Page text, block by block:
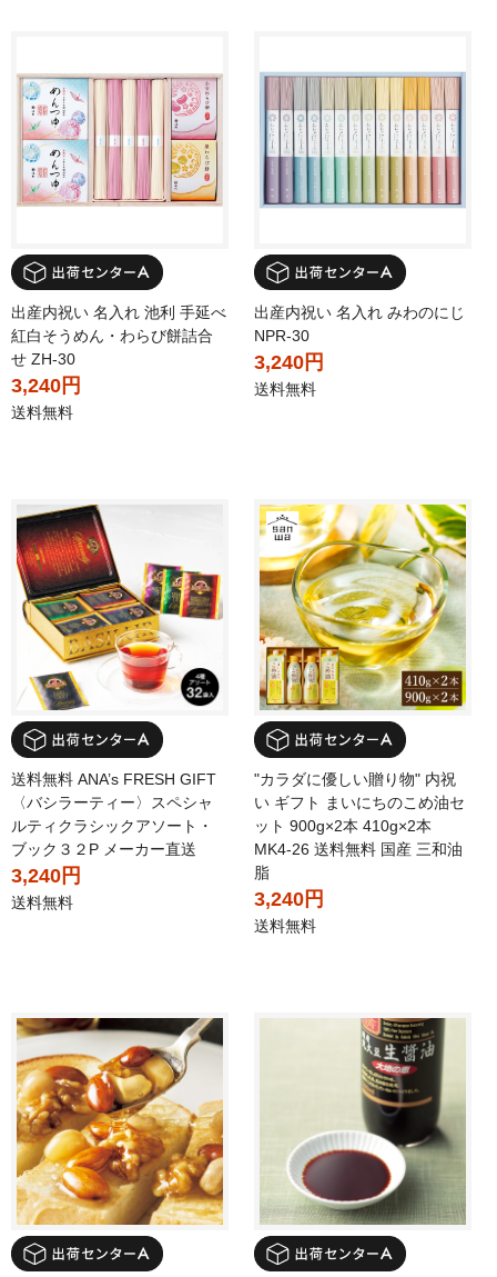
出産内祝い 名入れ 池利 手延べ
紅白そうめん・わらび餅詰合
せ ZH-30
3,240円
送料無料
出産内祝い 名入れ みわのにじ
NPR-30
3,240円
送料無料
送料無料 ANA’s FRESH GIFT
〈バシラーティー〉スペシャ
ルティクラシックアソート・
ブック３２P メーカー直送
3,240円
送料無料
"カラダに優しい贈り物" 内祝
い ギフト まいにちのこめ油セ
ット 900g×2本 410g×2本
MK4-26 送料無料 国産 三和油
脂
3,240円
送料無料